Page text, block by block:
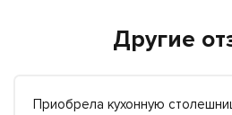
Другие
Приобрела кухонную